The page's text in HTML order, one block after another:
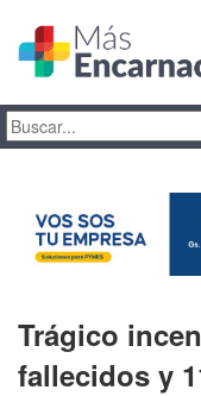
Trágico
fallecidos y